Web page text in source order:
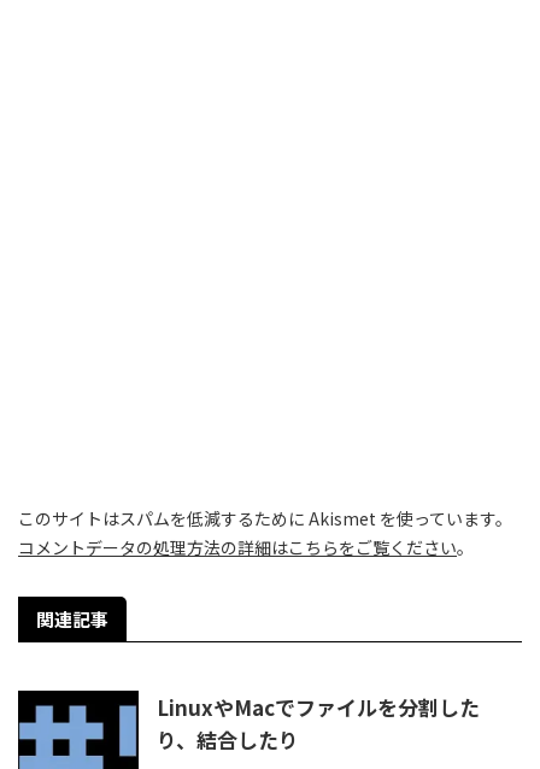
このサイトはスパムを低減するために Akismet を使っています。
コメントデータの処理方法の詳細はこちらをご覧ください。
関連記事
LinuxやMacでファイルを分割した
り、結合したり